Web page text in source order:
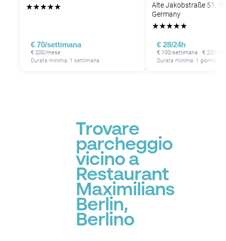
★★★★★
€ 70/settimana
€ 200/mese
Durata minima: 1 settimana
Alte Jakobstraße 51,
Germany
★★★★★
€ 28/24h
€ 100/settimana · € 250/
Durata minima: 1 giorno
Trovare
parcheggio
vicino a
Restaurant
Maximilians
Berlin,
Berlino